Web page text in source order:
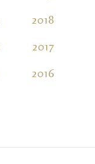
2018
2017
2016